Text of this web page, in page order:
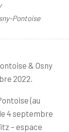
Pontoise
& Osny
2022.
(au
4 septembre
– espace